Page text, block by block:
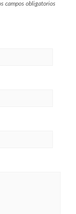
campos obligatorios